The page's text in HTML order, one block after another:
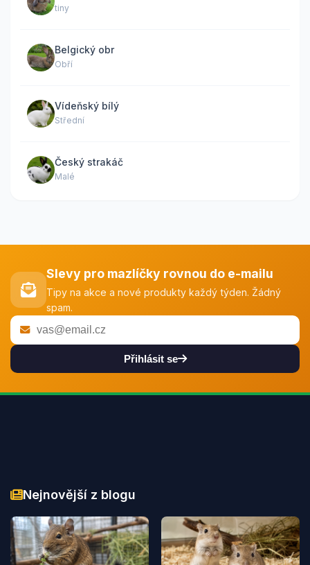
tiny
Belgický obr
Obří
Vídeňský bílý
Střední
Český strakáč
Malé
Slevy pro mazlíčky rovnou do e-mailu
Tipy na akce a nové produkty každý týden. Žádný
spam.
Přihlásit se
Nejnovější z blogu